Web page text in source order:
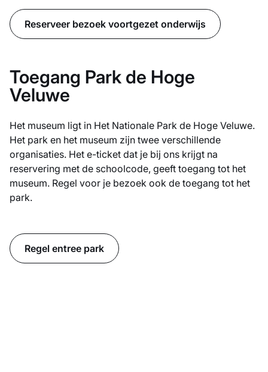
Reserveer bezoek voortgezet onderwijs
Toegang Park de Hoge
Veluwe
Het museum ligt in Het Nationale Park de Hoge Veluwe.
Het park en het museum zijn twee verschillende
organisaties. Het e-ticket dat je bij ons krijgt na
reservering met de schoolcode, geeft toegang tot het
museum. Regel voor je bezoek ook de toegang tot het
park.
Regel entree park